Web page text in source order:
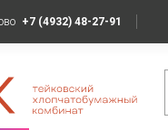
+7 (4932) 48-27-91